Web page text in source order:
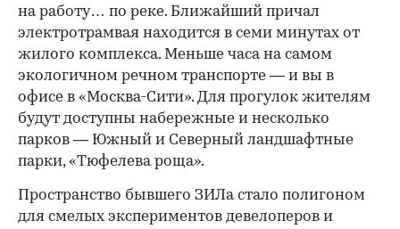
на работу… по реке. Ближайший причал
электротрамвая находится в семи минутах от
жилого комплекса. Меньше часа на самом
экологичном речном транспорте — и вы в
офисе в «Москва-Сити». Для прогулок жителям
будут доступны набережные и несколько
парков — Южный и Северный ландшафтные
парки, «Тюфелева роща».
Пространство бывшего ЗИЛа стало полигоном
для смелых экспериментов девелоперов и